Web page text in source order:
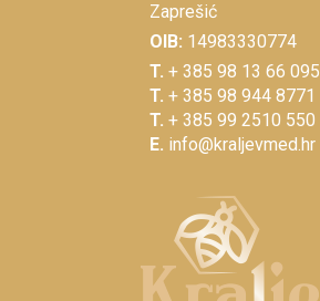
Zaprešić
OIB: 14983330774
T. + 385 98 13 66 095
T. + 385 98 944 8771
T. + 385 99 2510 550
E. info@kraljevmed.hr